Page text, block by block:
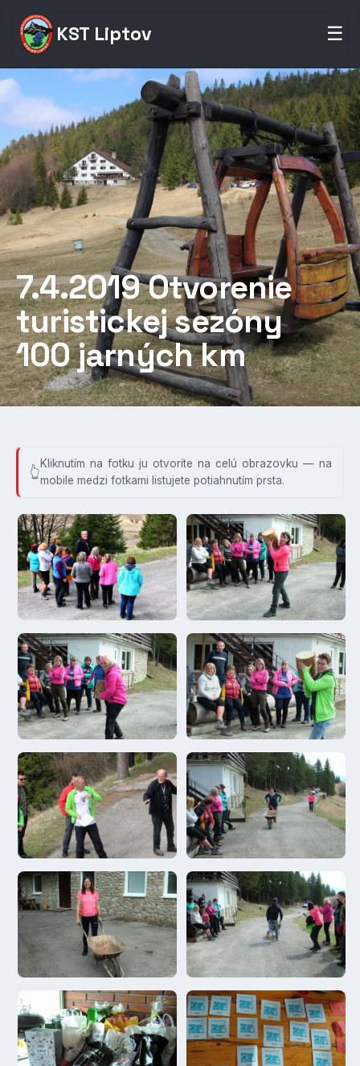
KST Liptov ☰
7.4.2019 Otvorenie
turistickej sezóny
100 jarných km
Kliknutím na fotku ju otvoríte na celú obrazovku — na
mobile medzi fotkami listujete potiahnutím prsta.